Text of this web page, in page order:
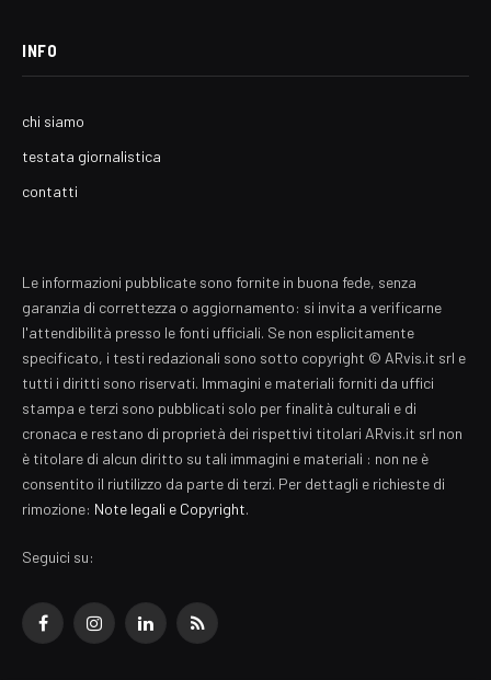
INFO
chi siamo
testata giornalistica
contatti
Le informazioni pubblicate sono fornite in buona fede, senza
garanzia di correttezza o aggiornamento: si invita a verificarne
l'attendibilità presso le fonti ufficiali. Se non esplicitamente
specificato, i testi redazionali sono sotto copyright © ARvis.it srl e
tutti i diritti sono riservati. Immagini e materiali forniti da uffici
stampa e terzi sono pubblicati solo per finalità culturali e di
cronaca e restano di proprietà dei rispettivi titolari ARvis.it srl non
è titolare di alcun diritto su tali immagini e materiali : non ne è
consentito il riutilizzo da parte di terzi. Per dettagli e richieste di
rimozione: Note legali e Copyright.
Seguici su:
FacebookInstagramLinkedInRSS